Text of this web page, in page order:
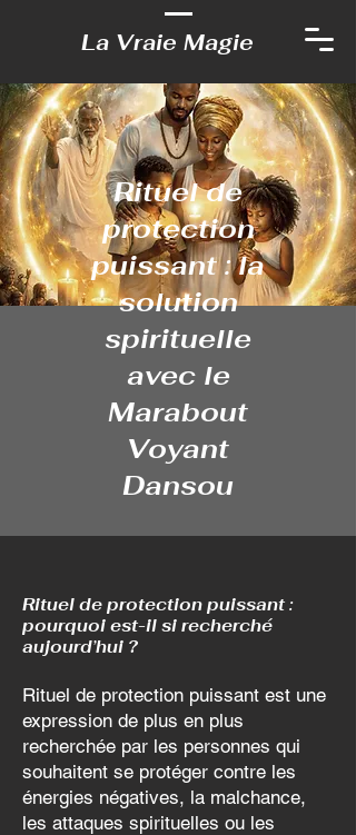
La Vraie Magie
Rituel de
protection
puissant : la
solution
spirituelle
avec le
Marabout
Voyant
Dansou
Rituel de protection puissant :
pourquoi est-il si recherché
aujourd’hui ?
Rituel de protection puissant est une
expression de plus en plus
recherchée par les personnes qui
souhaitent se protéger contre les
énergies négatives, la malchance,
les attaques spirituelles ou les